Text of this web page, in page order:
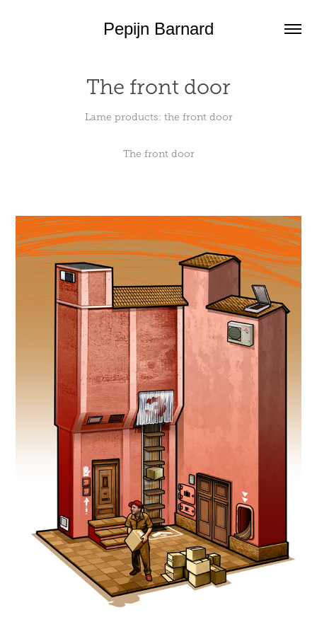
Pepijn Barnard
The front door
Lame products: the front door
The front door